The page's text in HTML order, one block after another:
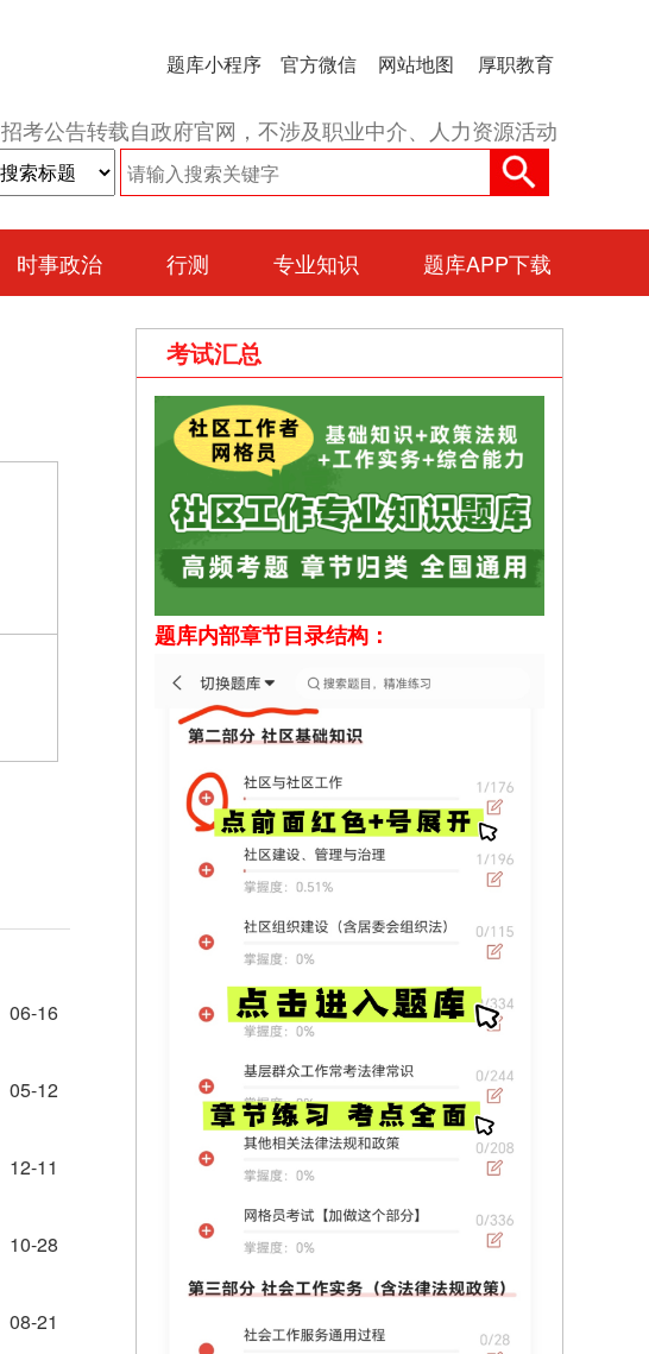
题库小程序 官方微信 网站地图 厚职教育
招考公告转载自政府官网，不涉及职业中介、人力资源活动
时事政治 行测 专业知识 题库APP下载
06-16
05-12
12-11
10-28
08-21
考试汇总
题库内部章节目录结构：